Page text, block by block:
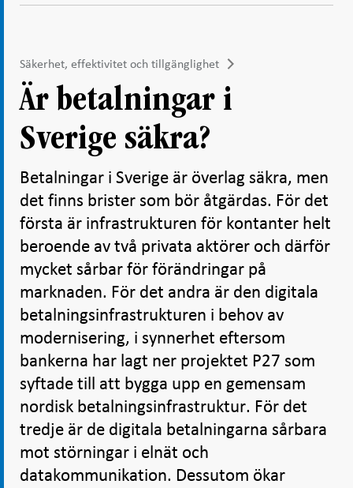
Säkerhet, effektivitet och tillgänglighet
Är betalningar i
Sverige säkra?
Betalningar i Sverige är överlag säkra, men
det finns brister som bör åtgärdas. För det
första är infrastrukturen för kontanter helt
beroende av två privata aktörer och därför
mycket sårbar för förändringar på
marknaden. För det andra är den digitala
betalningsinfrastrukturen i behov av
modernisering, i synnerhet eftersom
bankerna har lagt ner projektet P27 som
syftade till att bygga upp en gemensam
nordisk betalningsinfrastruktur. För det
tredje är de digitala betalningarna sårbara
mot störningar i elnät och
datakommunikation. Dessutom ökar